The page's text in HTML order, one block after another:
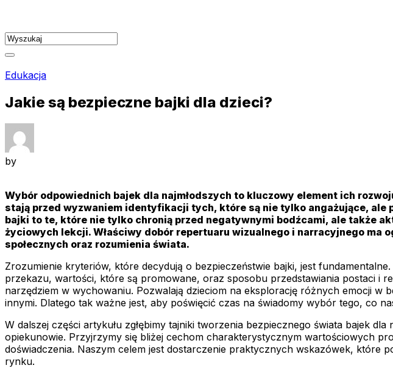
content
Edukacja
Jakie są bezpieczne bajki dla dzieci?
by
Wybór odpowiednich bajek dla najmłodszych to kluczowy element ich
stają przed wyzwaniem identyfikacji tych, które są nie tylko angażujące,
bajki to te, które nie tylko chronią przed negatywnymi bodźcami, ale także
życiowych lekcji. Właściwy dobór repertuaru wizualnego i narracyjnego ma
społecznych oraz rozumienia świata.
Zrozumienie kryteriów, które decydują o bezpieczeństwie bajki, jest
przekazu, wartości, które są promowane, oraz sposobu przedstawiania postaci i
narzędziem w wychowaniu. Pozwalają dzieciom na eksplorację różnych emocji
innymi. Dlatego tak ważne jest, aby poświęcić czas na świadomy wybór tego, co
W dalszej części artykułu zgłębimy tajniki tworzenia bezpiecznego świata bajek
opiekunowie. Przyjrzymy się bliżej cechom charakterystycznym wartościowych
doświadczenia. Naszym celem jest dostarczenie praktycznych wskazówek, które
rynku.